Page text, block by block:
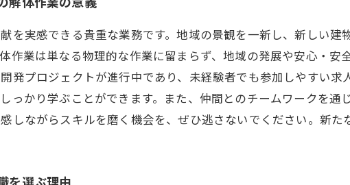
を実感できる貴重な業務です。地域の景観を一新し、新しい
作業は単なる物理的な作業に留まらず、地域の発展や安心・
発プロジェクトが進行中であり、未経験者でも参加しやすい
っかり学ぶことができます。また、仲間とのチームワークを
しながらスキルを磨く機会を、ぜひ逃さないでください。新た